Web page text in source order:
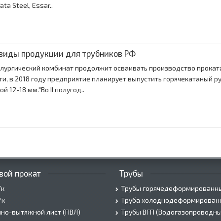
Steel, Essar..
продукции для трубников РФ
комбинат продолжит осваивать производство
в 2018 году предприятие планирует выпустить горячекатаный
12-18 мм."Во II полугод..
прокат
вытяжной лист (ПВЛ)
Трубы
Трубы
Труба
Трубы ВГП